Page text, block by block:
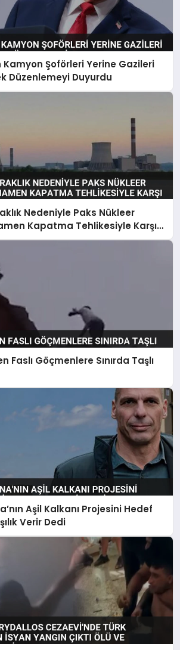
Şoförleri Yerine Gazileri
Düzenlemeyi Duyurdu
Nedeniyle Paks Nükleer
Kapatma Tehlikesiyle Karşı
Faslı Göçmenlere Sınırda Taşlı
Aşil Kalkanı Projesini Hedef
Verir Dedi